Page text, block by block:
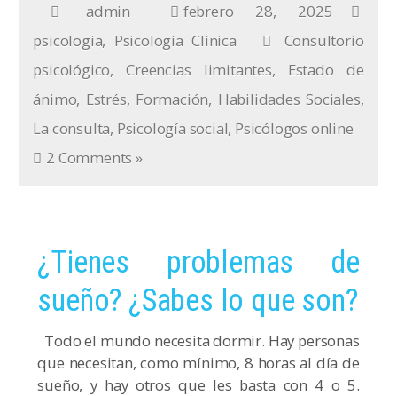
admin
febrero 28, 2025
psicologia, Psicología Clínica
Consultorio
psicológico,Creencias limitantes, Estado de
ánimo, Estrés, Formación, Habilidades Sociales,
La consulta, Psicología social, Psicólogos online
2 Comments »
¿Tienes problemas de
sueño? ¿Sabes lo que son?
Todo el mundo necesita dormir. Hay personas
que necesitan, como mínimo, 8 horas al día de
sueño, y hay otros que les basta con 4 o 5.